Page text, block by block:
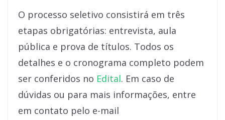
O processo seletivo consistirá em três
etapas obrigatórias: entrevista, aula
pública e prova de títulos. Todos os
detalhes e o cronograma completo podem
ser conferidos no Edital. Em caso de
dúvidas ou para mais informações, entre
em contato pelo e-mail